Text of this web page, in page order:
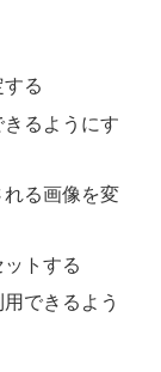
る
るようにす
る画像を変
トする
できるよう